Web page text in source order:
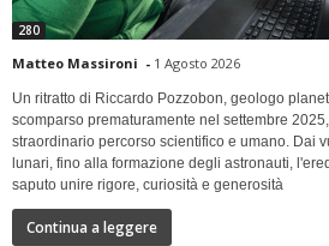
280
Matteo Massironi - 1 Agosto 2026
Un ritratto di Riccardo Pozzobon, geologo
scomparso prematuramente nel settembre
straordinario percorso scientifico e umano. Dai
lunari, fino alla formazione degli astronauti,
saputo unire rigore, curiosità e generosità
Continua a leggere